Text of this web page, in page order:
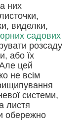
них
виделки,
садових
розсаду
або їх
цей
не всім
системи,
листя
обережно